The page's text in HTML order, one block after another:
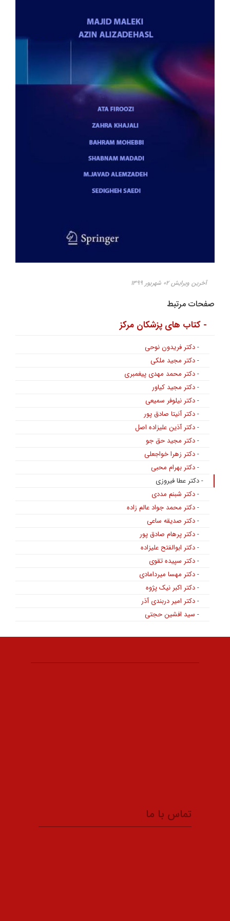
آخرین ویرایش ۰۲ شهریور ۱۳۹۹
صفحات مرتبط
- کتاب های پزشکان مرکز
- دکتر فریدون نوحی
- دکتر مجید ملکی
- دکتر محمد مهدی پیغمبری
- دکتر مجید کیاور
- دکتر نیلوفر سمیعی
- دکتر آنیتا صادق پور
- دکتر آذین علیزاده اصل
- دکتر مجید حق جو
- دکتر زهرا خواجعلی
- دکتر بهرام محبی
- دکتر عطا فیروزی
- دکتر شبنم مددی
- دکتر محمد جواد عالم زاده
- دکتر صدیقه ساعی
- دکتر پرهام صادق پور
- دکتر ابوالفتح علیزاده
- دکتر سپیده تقوی
- دکتر مهسا میردامادی
- دکتر اکبر نیک پژوه
- دکتر امیر دربندی آذر
- سید افشین حجتی
تماس با ما